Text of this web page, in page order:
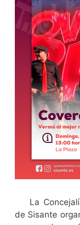
La
de Sisante